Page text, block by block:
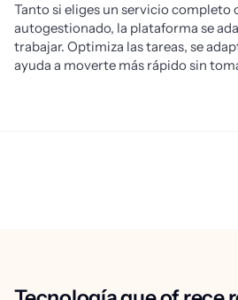
Tanto si eliges un servicio completo
autogestionado, la plataforma se
trabajar. Optimiza las tareas, se
ayuda a moverte más rápido sin